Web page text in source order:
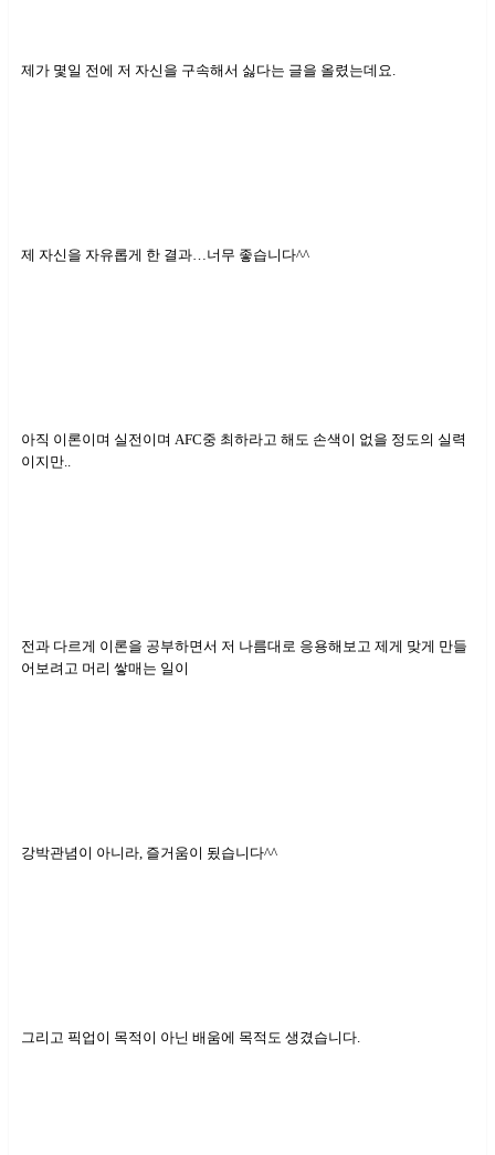
제가 몇일 전에 저 자신을 구속해서 싫다는 글을 올렸는데요.
제 자신을 자유롭게 한 결과…너무 좋습니다^^
아직 이론이며 실전이며 AFC중 최하라고 해도 손색이 없을 정도의 실력
이지만..
전과 다르게 이론을 공부하면서 저 나름대로 응용해보고 제게 맞게 만들
어보려고 머리 쌓매는 일이
강박관념이 아니라, 즐거움이 됬습니다^^
그리고 픽업이 목적이 아닌 배움에 목적도 생겼습니다.